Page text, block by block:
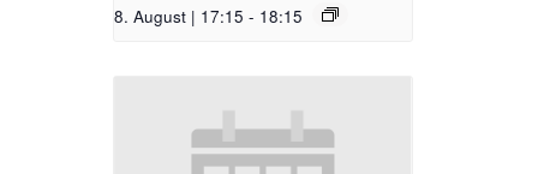
8. August | 17:15 - 18:15